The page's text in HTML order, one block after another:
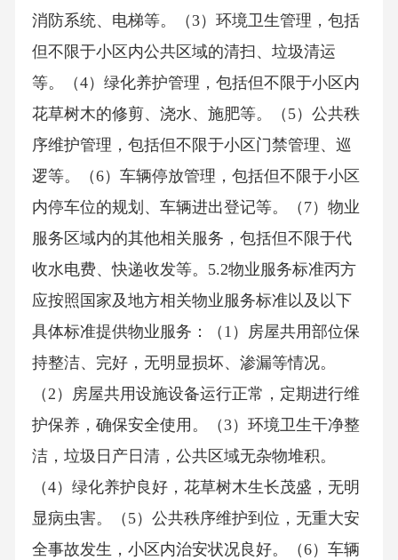
消防系统、电梯等。（3）环境卫生管理，包括
但不限于小区内公共区域的清扫、垃圾清运
等。（4）绿化养护管理，包括但不限于小区内
花草树木的修剪、浇水、施肥等。（5）公共秩
序维护管理，包括但不限于小区门禁管理、巡
逻等。（6）车辆停放管理，包括但不限于小区
内停车位的规划、车辆进出登记等。（7）物业
服务区域内的其他相关服务，包括但不限于代
收水电费、快递收发等。5.2物业服务标准丙方
应按照国家及地方相关物业服务标准以及以下
具体标准提供物业服务：（1）房屋共用部位保
持整洁、完好，无明显损坏、渗漏等情况。
（2）房屋共用设施设备运行正常，定期进行维
护保养，确保安全使用。（3）环境卫生干净整
洁，垃圾日产日清，公共区域无杂物堆积。
（4）绿化养护良好，花草树木生长茂盛，无明
显病虫害。（5）公共秩序维护到位，无重大安
全事故发生，小区内治安状况良好。（6）车辆